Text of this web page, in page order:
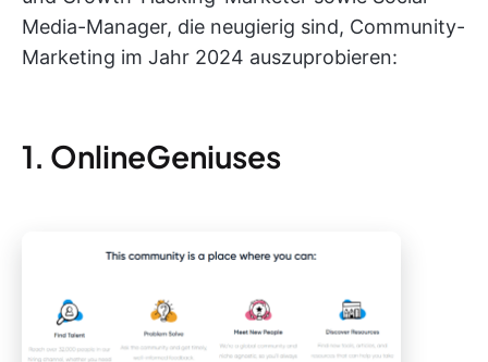
Media-Manager, die neugierig sind, Community-
Marketing im Jahr 2024 auszuprobieren:
1. OnlineGeniuses